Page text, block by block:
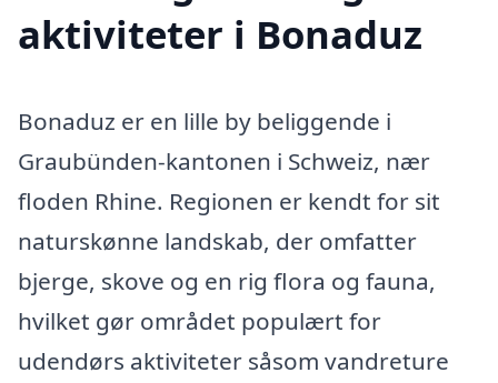
aktiviteter i Bonaduz
Bonaduz er en lille by beliggende i
Graubünden-kantonen i Schweiz, nær
floden Rhine. Regionen er kendt for sit
naturskønne landskab, der omfatter
bjerge, skove og en rig flora og fauna,
hvilket gør området populært for
udendørs aktiviteter såsom vandreture